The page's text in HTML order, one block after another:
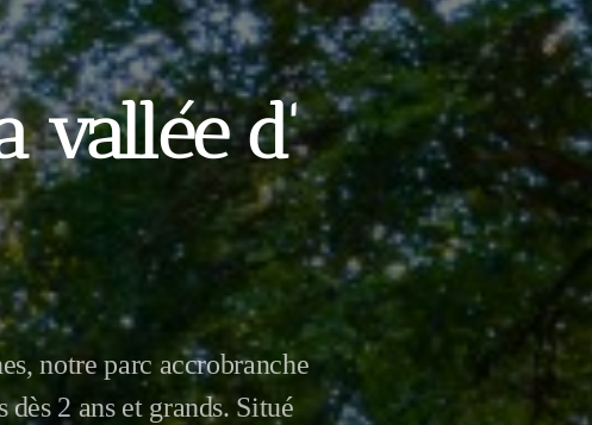
vallée d'
notre parc accrobranche
2 ans et grands. Situé